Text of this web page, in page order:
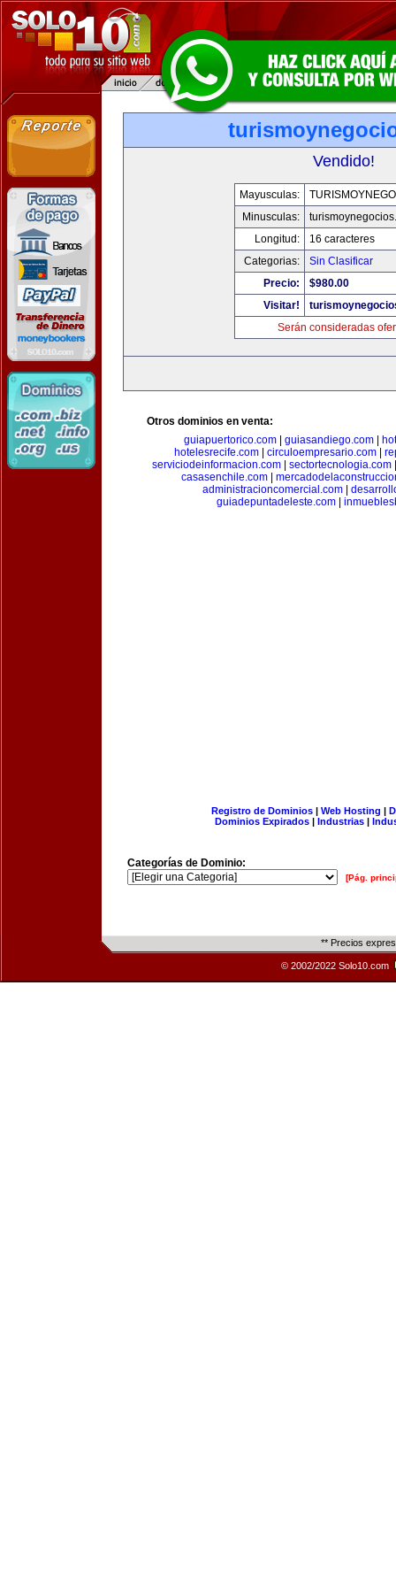
Vendido!
Mayusculas:
Minusculas:
Longitud:
16 caracteres
Categorias:
Sin Clasificar
Precio:
$980.00
Visitar!
Serán consideradas
Otros dominios en venta:
guiapuertorico.com| guiasandiego.com|
hotelesrecife.com| circuloempresario.com|
serviciodeinformacion.com
sectortecnologia.com
casasenchile.com|
administracioncomercial.com|
guiadepuntadeleste.com
Registro de Dominios| Web Hosting |
Dominios Expirados | Industrias |
Categorías de Dominio:
[Pág.
** Precios
© 2002/2022 Solo10.com